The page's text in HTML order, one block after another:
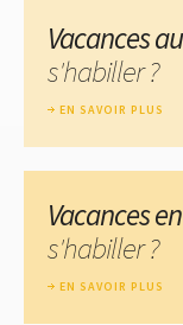
Vacances
s'habiller ?
EN SAVOIR PLUS
Vacances
s'habiller ?
EN SAVOIR PLUS